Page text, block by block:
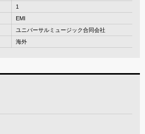
1
EMI
ユニバーサルミュージック合同会社
海外